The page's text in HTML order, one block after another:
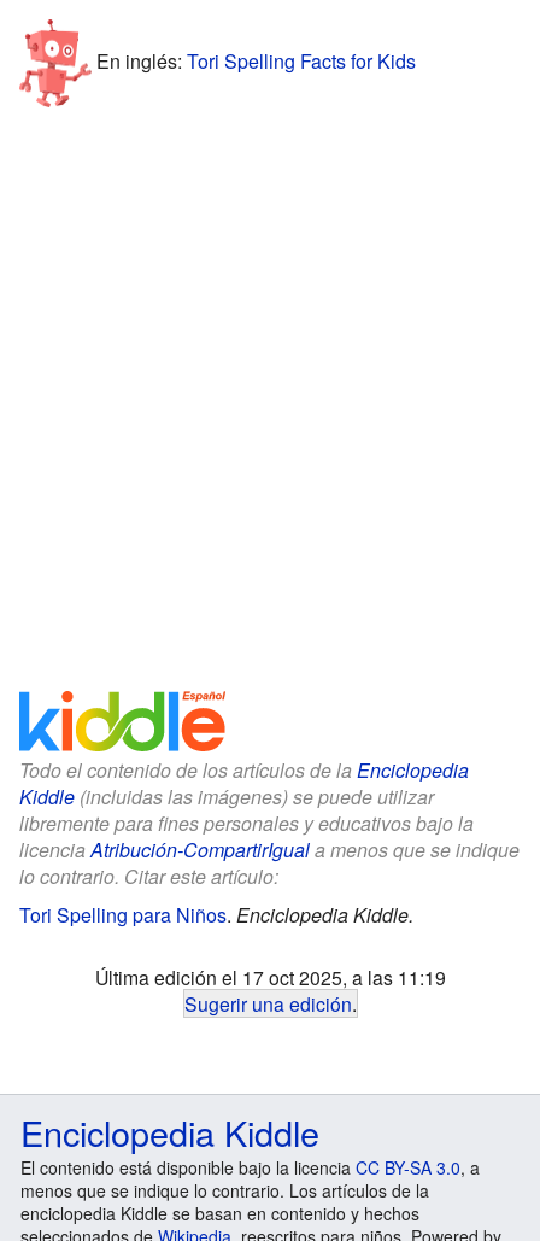
En inglés: Tori Spelling Facts for Kids
Todo el contenido de los artículos de la Enciclopedia
Kiddle (incluidas las imágenes) se puede utilizar
libremente para fines personales y educativos bajo la
licenciaAtribución-CompartirIguala menos que se indique
lo contrario. Citar este artículo:
Tori Spelling para Niños. Enciclopedia Kiddle.
Última edición el 17 oct 2025, a las 11:19
Sugerir una edición.
Enciclopedia Kiddle
El contenido está disponible bajo la licencia CC BY-SA 3.0, a
menos que se indique lo contrario. Los artículos de la
enciclopedia Kiddle se basan en contenido y hechos